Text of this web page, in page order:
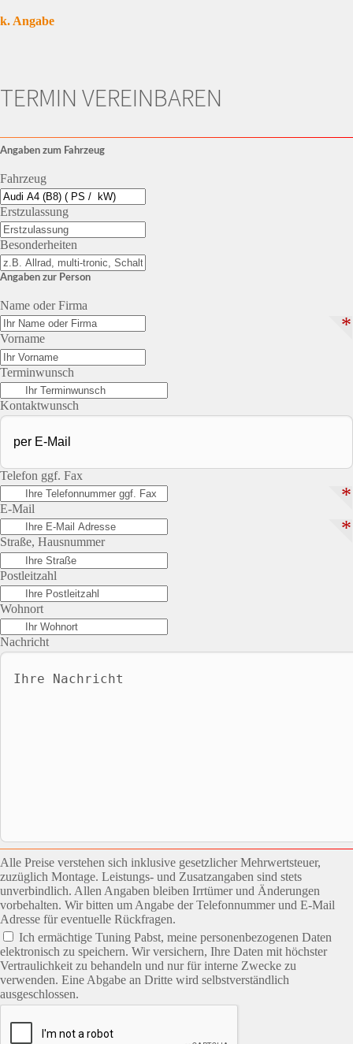
k. Angabe
TERMIN VEREINBAREN
Angaben zum Fahrzeug
Fahrzeug
Erstzulassung
Besonderheiten
Angaben zur Person
Name oder Firma
*
Vorname
Terminwunsch
Kontaktwunsch
Telefon ggf. Fax
*
E-Mail
*
Straße, Hausnummer
Postleitzahl
Wohnort
Nachricht
Alle Preise verstehen sich inklusive gesetzlicher Mehrwertsteuer,
zuzüglich Montage. Leistungs- und Zusatzangaben sind stets
unverbindlich. Allen Angaben bleiben Irrtümer und Änderungen
vorbehalten. Wir bitten um Angabe der Telefonnummer und E-Mail
Adresse für eventuelle Rückfragen.
Ich ermächtige Tuning Pabst, meine personenbezogenen Daten
elektronisch zu speichern. Wir versichern, Ihre Daten mit höchster
Vertraulichkeit zu behandeln und nur für interne Zwecke zu
verwenden. Eine Abgabe an Dritte wird selbstverständlich
ausgeschlossen.